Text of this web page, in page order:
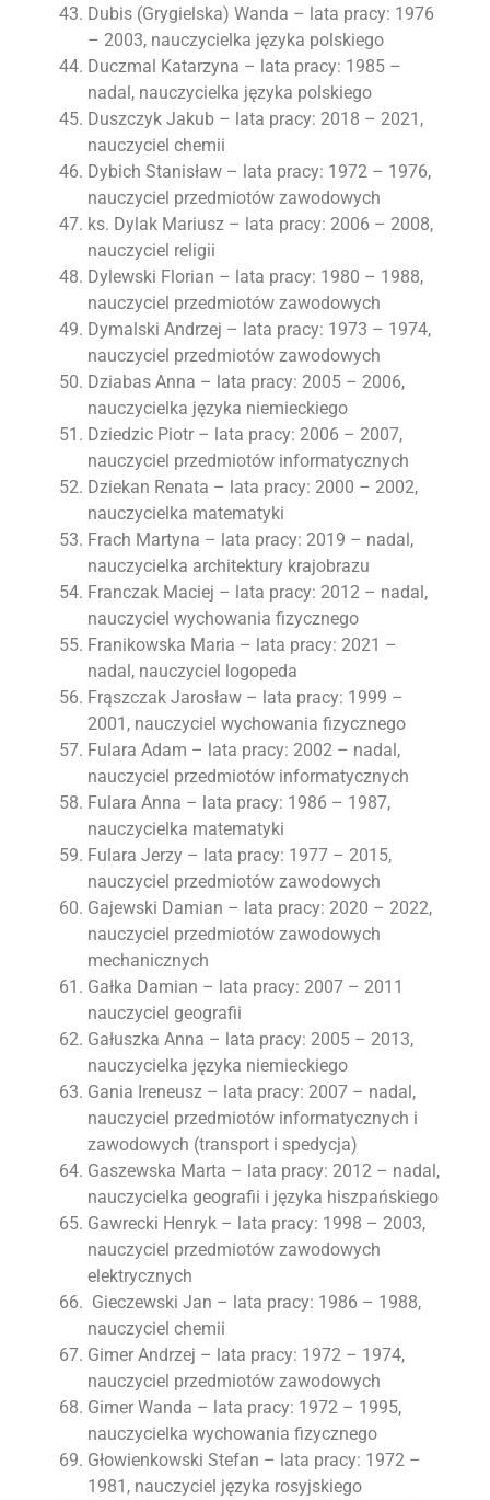
Dubis (Grygielska) Wanda – lata pracy: 1976
– 2003, nauczycielka języka polskiego
Duczmal Katarzyna – lata pracy: 1985 –
nadal, nauczycielka języka polskiego
Duszczyk Jakub – lata pracy: 2018 – 2021,
nauczyciel chemii
Dybich Stanisław – lata pracy: 1972 – 1976,
nauczyciel przedmiotów zawodowych
ks. Dylak Mariusz – lata pracy: 2006 – 2008,
nauczyciel religii
Dylewski Florian – lata pracy: 1980 – 1988,
nauczyciel przedmiotów zawodowych
Dymalski Andrzej – lata pracy: 1973 – 1974,
nauczyciel przedmiotów zawodowych
Dziabas Anna – lata pracy: 2005 – 2006,
nauczycielka języka niemieckiego
Dziedzic Piotr – lata pracy: 2006 – 2007,
nauczyciel przedmiotów informatycznych
Dziekan Renata – lata pracy: 2000 – 2002,
nauczycielka matematyki
Frach Martyna – lata pracy: 2019 – nadal,
nauczycielka architektury krajobrazu
Franczak Maciej – lata pracy: 2012 – nadal,
nauczyciel wychowania fizycznego
Franikowska Maria – lata pracy: 2021 –
nadal, nauczyciel logopeda
Frąszczak Jarosław – lata pracy: 1999 –
2001, nauczyciel wychowania fizycznego
Fulara Adam – lata pracy: 2002 – nadal,
nauczyciel przedmiotów informatycznych
Fulara Anna – lata pracy: 1986 – 1987,
nauczycielka matematyki
Fulara Jerzy – lata pracy: 1977 – 2015,
nauczyciel przedmiotów zawodowych
Gajewski Damian – lata pracy: 2020 – 2022,
nauczyciel przedmiotów zawodowych
mechanicznych
Gałka Damian – lata pracy: 2007 – 2011
nauczyciel geografii
Gałuszka Anna – lata pracy: 2005 – 2013,
nauczycielka języka niemieckiego
Gania Ireneusz – lata pracy: 2007 – nadal,
nauczyciel przedmiotów informatycznych i
zawodowych (transport i spedycja)
Gaszewska Marta – lata pracy: 2012 – nadal,
nauczycielka geografii i języka hiszpańskiego
Gawrecki Henryk – lata pracy: 1998 – 2003,
nauczyciel przedmiotów zawodowych
elektrycznych
Gieczewski Jan – lata pracy: 1986 – 1988,
nauczyciel chemii
Gimer Andrzej – lata pracy: 1972 – 1974,
nauczyciel przedmiotów zawodowych
Gimer Wanda – lata pracy: 1972 – 1995,
nauczycielka wychowania fizycznego
Głowienkowski Stefan – lata pracy: 1972 –
1981, nauczyciel języka rosyjskiego